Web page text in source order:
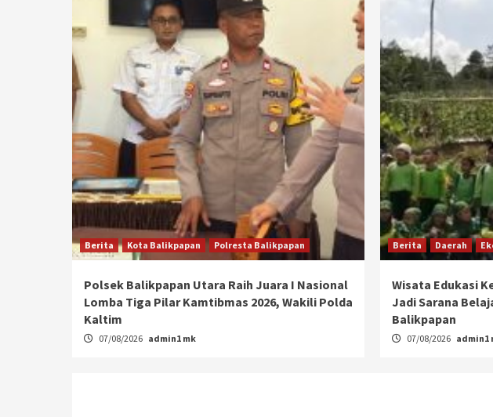
Berita Kota Balikpapan Polresta Balikpapan
Polsek Balikpapan Utara Raih Juara I Nasional
Lomba Tiga Pilar Kamtibmas 2026, Wakili Polda
Kaltim
07/08/2026 admin1 mk
Berita Daerah
Wisata Edukasi
Jadi Sarana
Balikpapan
07/08/2026 admin1